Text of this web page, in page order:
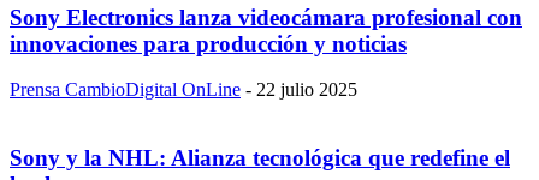
Sony Electronics lanza videocámara profesional con
innovaciones para producción y noticias
Prensa CambioDigital OnLine - 22 julio 2025
Sony y la NHL: Alianza tecnológica que redefine el